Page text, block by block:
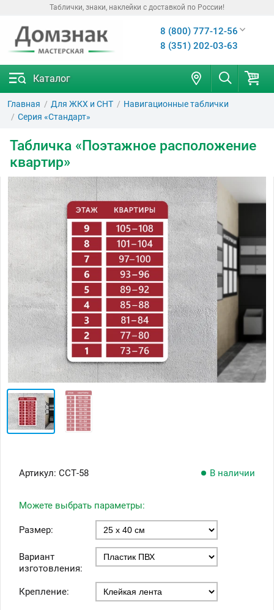
Таблички, знаки, наклейки с доставкой по России!
8 (800) 777-12-56
8 (351) 202-03-63
Каталог
Главная Для ЖКХ и СНТ
Навигационные таблички
Серия «Стандарт»
Табличка «Поэтажное расположение
квартир»
Артикул: ССТ-58 В наличии
Можете выбрать параметры:
Размер:
Вариант
изготовления:
Крепление: